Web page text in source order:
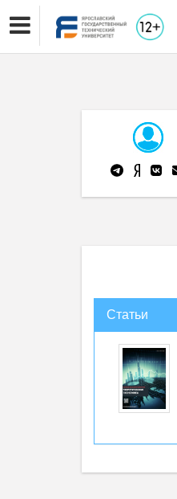
Статьи